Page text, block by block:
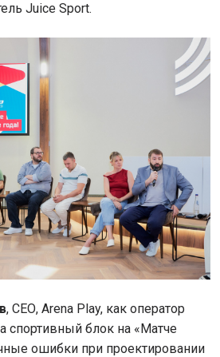
Juice Sport.
, СЕО, Arena Play, как оператор
спортивный блок на «Матче
ошибки при проектировании